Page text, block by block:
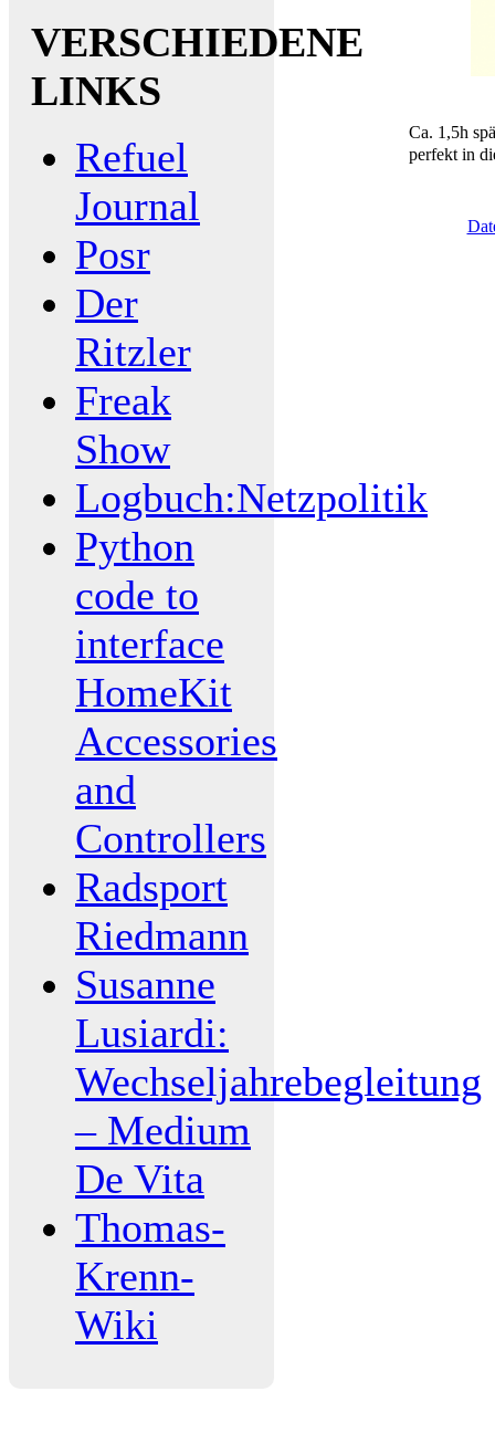
VERSCHIEDENE
LINKS
Refuel
Journal
Posr
Der
Ritzler
Freak
Show
Logbuch:Netzpolitik
Python
code to
interface
HomeKit
Accessories
and
Controllers
Radsport
Riedmann
Susanne
Lusiardi:
Wechseljahrebegleitung
– Medium
De Vita
Thomas-
Krenn-
Wiki
Ca. 1,5h
perfekt in